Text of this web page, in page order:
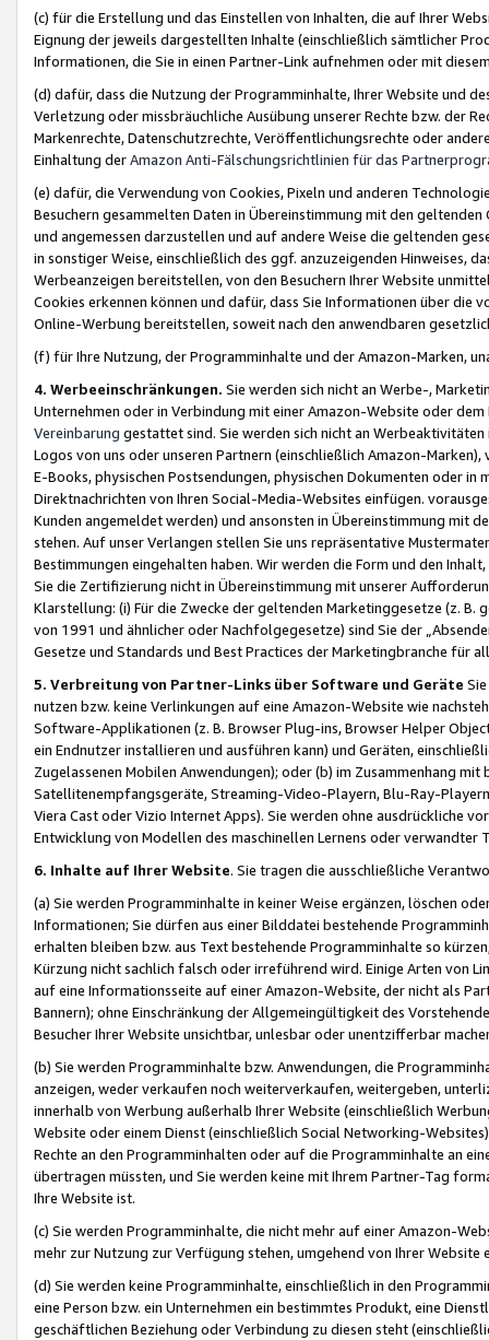
(c) für die Erstellung und das Einstellen von Inhalten, die auf Ihrer
Eignung der jeweils dargestellten Inhalte (einschließlich sämtlicher
Informationen, die Sie in einen Partner-Link aufnehmen oder mit
(d) dafür, dass die Nutzung der Programminhalte, Ihrer Website und
Verletzung oder missbräuchliche Ausübung unserer Rechte bzw. der
Markenrechte, Datenschutzrechte, Veröffentlichungsrechte oder
Einhaltung derAmazon Anti-Fälschungsrichtlinien für das
(e) dafür, die Verwendung von Cookies, Pixeln und anderen
Besuchern gesammelten Daten in Übereinstimmung mit den
und angemessen darzustellen und auf andere Weise die geltenden
in sonstiger Weise, einschließlich des ggf. anzuzeigenden Hinweises,
Werbeanzeigen bereitstellen, von den Besuchern Ihrer Website
Cookies erkennen können und dafür, dass Sie Informationen über die
Online-Werbung bereitstellen, soweit nach den anwendbaren
(f) für Ihre Nutzung, der Programminhalte und der Amazon-Marken,
4. Werbeeinschränkungen. Sie werden sich nicht an Werbe-,
Unternehmen oder in Verbindung mit einer Amazon-Website oder
Vereinbarung gestattet sind. Sie werden sich nicht an
Logos von uns oder unseren Partnern (einschließlich Amazon-
E-Books, physischen Postsendungen, physischen Dokumenten oder in
Direktnachrichten von Ihren Social-Media-Websites einfügen.
Kunden angemeldet werden) und ansonsten in Übereinstimmung mit
stehen. Auf unser Verlangen stellen Sie uns repräsentative
Bestimmungen eingehalten haben. Wir werden die Form und den
Sie die Zertifizierung nicht in Übereinstimmung mit unserer
Klarstellung: (i) Für die Zwecke der geltenden Marketinggesetze (z. B.
von 1991 und ähnlicher oder Nachfolgegesetze) sind Sie der
Gesetze und Standards und Best Practices der Marketingbranche für
5. Verbreitung von Partner-Links über Software und Geräte
nutzen bzw. keine Verlinkungen auf eine Amazon-Website wie
Software-Applikationen (z. B. Browser Plug-ins, Browser Helper
ein Endnutzer installieren und ausführen kann) und Geräten,
Zugelassenen Mobilen Anwendungen); oder (b) im Zusammenhang
Satellitenempfangsgeräte, Streaming-Video-Playern, Blu-Ray-
Viera Cast oder Vizio Internet Apps). Sie werden ohne ausdrückliche
Entwicklung von Modellen des maschinellen Lernens oder
6. Inhalte auf Ihrer Website. Sie tragen die ausschließliche
(a) Sie werden Programminhalte in keiner Weise ergänzen, löschen
Informationen; Sie dürfen aus einer Bilddatei bestehende
erhalten bleiben bzw. aus Text bestehende Programminhalte so
Kürzung nicht sachlich falsch oder irreführend wird. Einige Arten von
auf eine Informationsseite auf einer Amazon-Website, der nicht als
Bannern); ohne Einschränkung der Allgemeingültigkeit des
Besucher Ihrer Website unsichtbar, unlesbar oder unentzifferbar
(b) Sie werden Programminhalte bzw. Anwendungen, die
anzeigen, weder verkaufen noch weiterverkaufen, weitergeben,
innerhalb von Werbung außerhalb Ihrer Website (einschließlich
Website oder einem Dienst (einschließlich Social Networking-
Rechte an den Programminhalten oder auf die Programminhalte an
übertragen müssten, und Sie werden keine mit Ihrem Partner-Tag
Ihre Website ist.
(c) Sie werden Programminhalte, die nicht mehr auf einer Amazon-
mehr zur Nutzung zur Verfügung stehen, umgehend von Ihrer
(d) Sie werden keine Programminhalte, einschließlich in den
eine Person bzw. ein Unternehmen ein bestimmtes Produkt, eine
geschäftlichen Beziehung oder Verbindung zu diesen steht